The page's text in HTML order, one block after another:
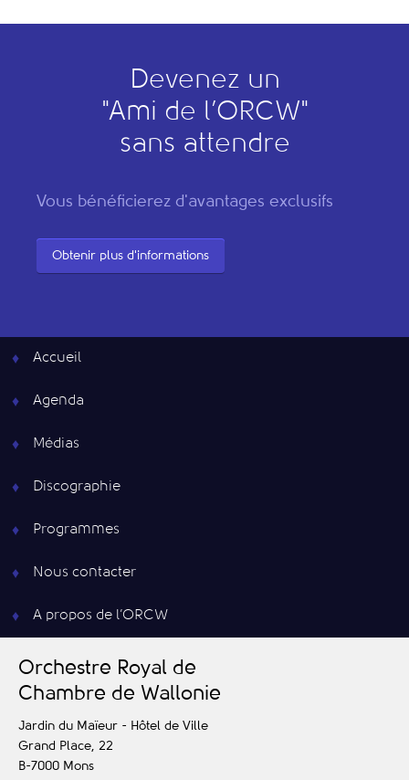
Devenez un
"Ami de l’ORCW"
sans attendre
Vous bénéficierez d'avantages exclusifs
Obtenir plus d'informations
Accueil
Agenda
Médias
Discographie
Programmes
Nous contacter
A propos de l’ORCW
Orchestre Royal de
Chambre de Wallonie
Jardin du Maïeur - Hôtel de Ville
Grand Place, 22
B-7000 Mons